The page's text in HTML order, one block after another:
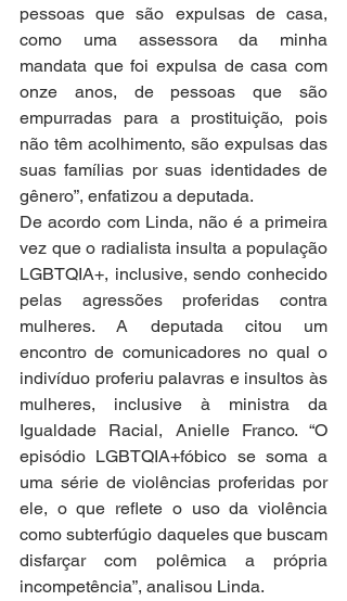
pessoas que são expulsas de casa,
como uma assessora da minha
mandata que foi expulsa de casa com
onze anos, de pessoas que são
empurradas para a prostituição, pois
não têm acolhimento, são expulsas das
suas famílias por suas identidades de
gênero”, enfatizou a deputada.
De acordo com Linda, não é a primeira
vez que o radialista insulta a população
LGBTQIA+, inclusive, sendo conhecido
pelas agressões proferidas contra
mulheres. A deputada citou um
encontro de comunicadores no qual o
indivíduo proferiu palavras e insultos às
mulheres, inclusive à ministra da
Igualdade Racial, Anielle Franco. “O
episódio LGBTQIA+fóbico se soma a
uma série de violências proferidas por
ele, o que reflete o uso da violência
como subterfúgio daqueles que buscam
disfarçar com polêmica a própria
incompetência”, analisou Linda.